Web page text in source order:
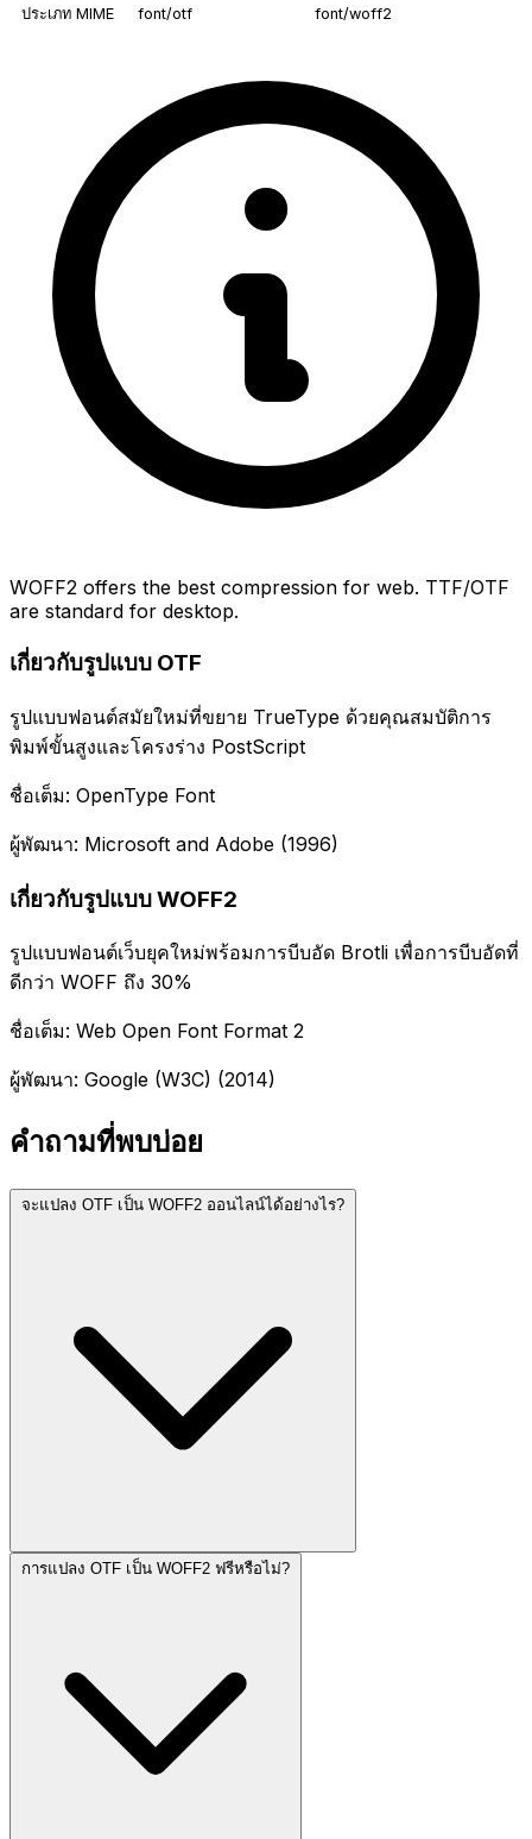
ประเภท MIME font/otf font/woff2
WOFF2 offers the best compression for web. TTF/OTF
are standard for desktop.
เกี่ยวกับรูปแบบ OTF
รูปแบบฟอนต์สมัยใหม่ที่ขยาย TrueType ด้วยคุณสมบัติการ
พิมพ์ขั้นสูงและโครงร่าง PostScript
ชื่อเต็ม: OpenType Font
ผู้พัฒนา: Microsoft and Adobe (1996)
เกี่ยวกับรูปแบบ WOFF2
รูปแบบฟอนต์เว็บยุคใหม่พร้อมการบีบอัด Brotli เพื่อการบีบอัดที่
ดีกว่า WOFF ถึง 30%
ชื่อเต็ม: Web Open Font Format 2
ผู้พัฒนา: Google (W3C) (2014)
คำถามที่พบบ่อย
จะแปลง OTF เป็น WOFF2 ออนไลน์ได้อย่างไร?
การแปลง OTF เป็น WOFF2 ฟรีหรือไม่?